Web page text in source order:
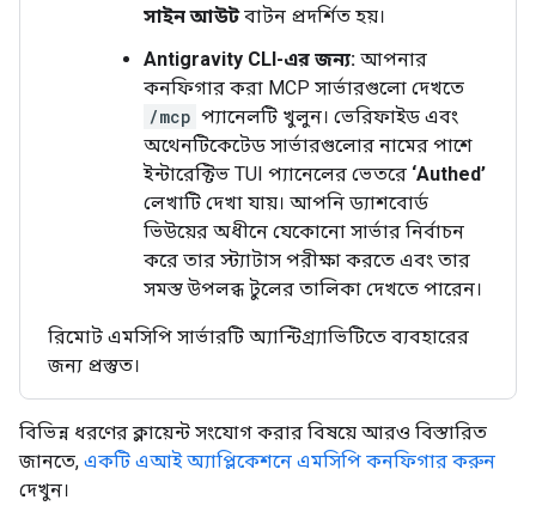
সাইন আউটবাটন প্রদর্শিত হয়।
Antigravity CLI-এর জন্য: আপনার
কনফিগার করা MCP সার্ভারগুলো দেখতে
/mcp প্যানেলটি খুলুন। ভেরিফাইড এবং
অথেনটিকেটেড সার্ভারগুলোর নামের পাশে
ইন্টারেক্টিভ TUI প্যানেলের ভেতরে ‘Authed’
লেখাটি দেখা যায়। আপনি ড্যাশবোর্ড
ভিউয়ের অধীনে যেকোনো সার্ভার নির্বাচন
করে তার স্ট্যাটাস পরীক্ষা করতে এবং তার
সমস্ত উপলব্ধ টুলের তালিকা দেখতে পারেন।
রিমোট এমসিপি সার্ভারটি অ্যান্টিগ্র্যাভিটিতে ব্যবহারের
জন্য প্রস্তুত।
বিভিন্ন ধরণের ক্লায়েন্ট সংযোগ করার বিষয়ে আরও বিস্তারিত
জানতে, একটি এআই অ্যাপ্লিকেশনে এমসিপি কনফিগার করুন
দেখুন।